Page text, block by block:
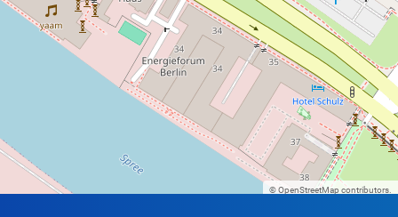
©OpenStreetMap contributors.